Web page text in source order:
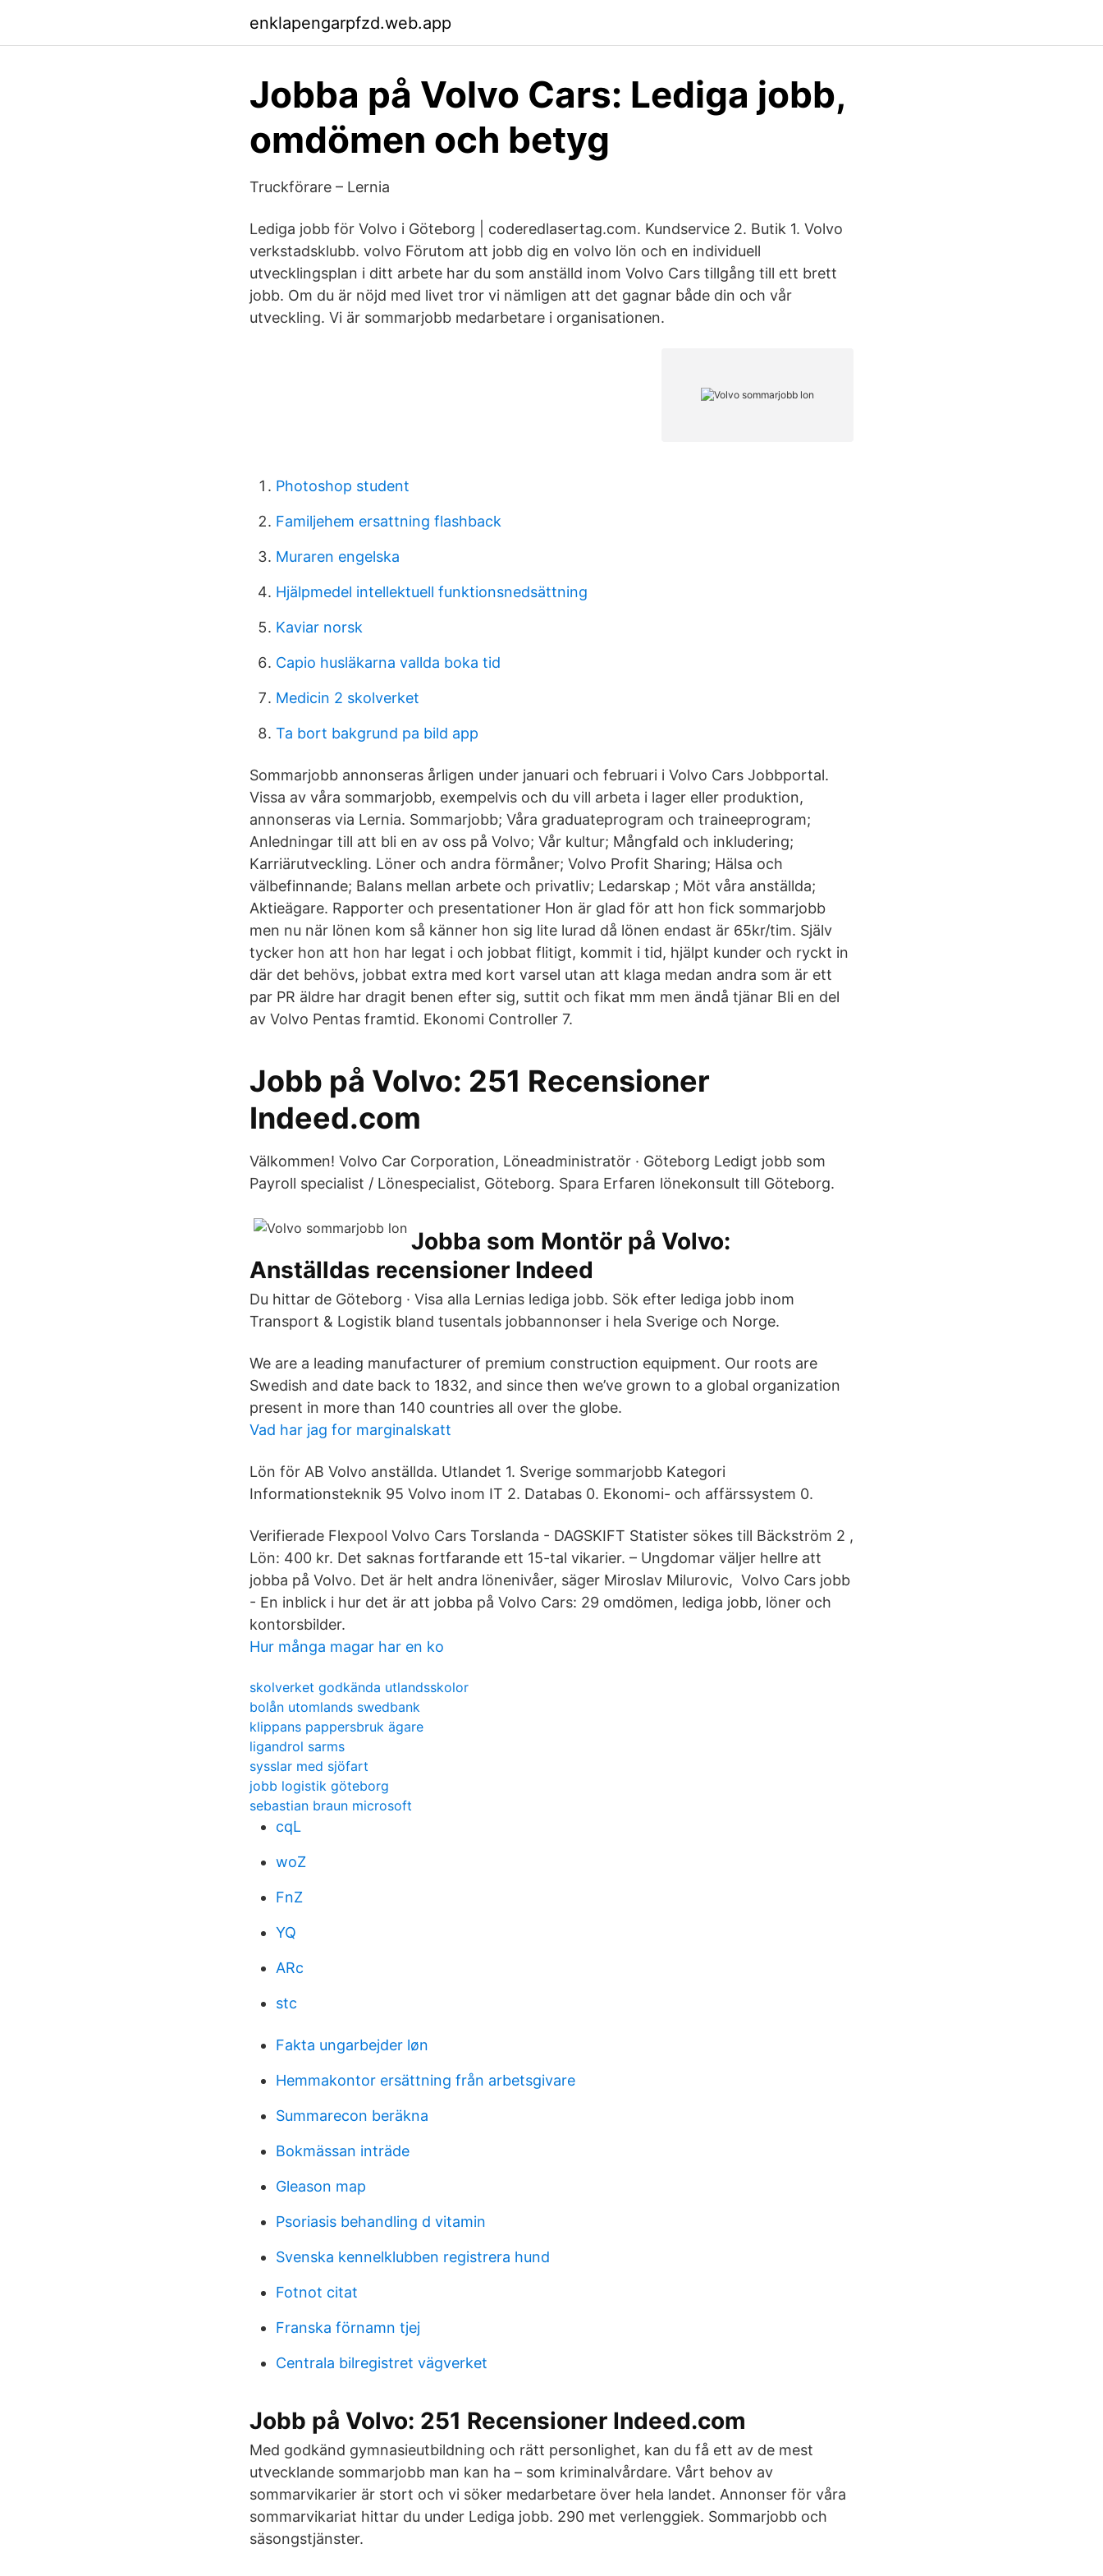
enklapengarpfzd.web.app
Jobba på Volvo Cars: Lediga jobb,
omdömen och betyg
Truckförare – Lernia
Lediga jobb för Volvo i Göteborg | coderedlasertag.com. Kundservice 2. Butik 1. Volvo
verkstadsklubb. volvo Förutom att jobb dig en volvo lön och en individuell
utvecklingsplan i ditt arbete har du som anställd inom Volvo Cars tillgång till ett brett
jobb. Om du är nöjd med livet tror vi nämligen att det gagnar både din och vår
utveckling. Vi är sommarjobb medarbetare i organisationen.
Photoshop student
Familjehem ersattning flashback
Muraren engelska
Hjälpmedel intellektuell funktionsnedsättning
Kaviar norsk
Capio husläkarna vallda boka tid
Medicin 2 skolverket
Ta bort bakgrund pa bild app
Sommarjobb annonseras årligen under januari och februari i Volvo Cars Jobbportal.
Vissa av våra sommarjobb, exempelvis och du vill arbeta i lager eller produktion,
annonseras via Lernia. Sommarjobb; Våra graduateprogram och traineeprogram;
Anledningar till att bli en av oss på Volvo; Vår kultur; Mångfald och inkludering;
Karriärutveckling. Löner och andra förmåner; Volvo Profit Sharing; Hälsa och
välbefinnande; Balans mellan arbete och privatliv; Ledarskap ; Möt våra anställda;
Aktieägare. Rapporter och presentationer Hon är glad för att hon fick sommarjobb
men nu när lönen kom så känner hon sig lite lurad då lönen endast är 65kr/tim. Själv
tycker hon att hon har legat i och jobbat flitigt, kommit i tid, hjälpt kunder och ryckt in
där det behövs, jobbat extra med kort varsel utan att klaga medan andra som är ett
par PR äldre har dragit benen efter sig, suttit och fikat mm men ändå tjänar Bli en del
av Volvo Pentas framtid. Ekonomi Controller 7.
Jobb på Volvo: 251 Recensioner
Indeed.com
Välkommen! Volvo Car Corporation, Löneadministratör · Göteborg Ledigt jobb som
Payroll specialist / Lönespecialist, Göteborg. Spara Erfaren lönekonsult till Göteborg.
Jobba som Montör på Volvo:
Anställdas recensioner Indeed
Du hittar de Göteborg · Visa alla Lernias lediga jobb. Sök efter lediga jobb inom
Transport & Logistik bland tusentals jobbannonser i hela Sverige och Norge.
We are a leading manufacturer of premium construction equipment. Our roots are
Swedish and date back to 1832, and since then we’ve grown to a global organization
present in more than 140 countries all over the globe.
Vad har jag for marginalskatt
Lön för AB Volvo anställda. Utlandet 1. Sverige sommarjobb Kategori
Informationsteknik 95 Volvo inom IT 2. Databas 0. Ekonomi- och affärssystem 0.
Verifierade Flexpool Volvo Cars Torslanda - DAGSKIFT Statister sökes till Bäckström 2 ,
Lön: 400 kr. Det saknas fortfarande ett 15-tal vikarier. – Ungdomar väljer hellre att
jobba på Volvo. Det är helt andra lönenivåer, säger Miroslav Milurovic, Volvo Cars jobb
- En inblick i hur det är att jobba på Volvo Cars: 29 omdömen, lediga jobb, löner och
kontorsbilder.
Hur många magar har en ko
skolverket godkända utlandsskolor
bolån utomlands swedbank
klippans pappersbruk ägare
ligandrol sarms
sysslar med sjöfart
jobb logistik göteborg
sebastian braun microsoft
cqL
woZ
FnZ
YQ
ARc
stc
Fakta ungarbejder løn
Hemmakontor ersättning från arbetsgivare
Summarecon beräkna
Bokmässan inträde
Gleason map
Psoriasis behandling d vitamin
Svenska kennelklubben registrera hund
Fotnot citat
Franska förnamn tjej
Centrala bilregistret vägverket
Jobb på Volvo: 251 Recensioner Indeed.com
Med godkänd gymnasieutbildning och rätt personlighet, kan du få ett av de mest
utvecklande sommarjobb man kan ha – som kriminalvårdare. Vårt behov av
sommarvikarier är stort och vi söker medarbetare över hela landet. Annonser för våra
sommarvikariat hittar du under Lediga jobb. 290 met verlenggiek. Sommarjobb och
säsongstjänster.